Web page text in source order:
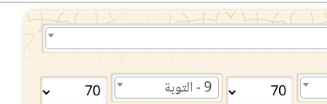
9 - التوبة